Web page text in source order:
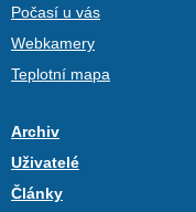
Počasí u vás
Webkamery
Teplotní mapa
Archiv
Uživatelé
Články